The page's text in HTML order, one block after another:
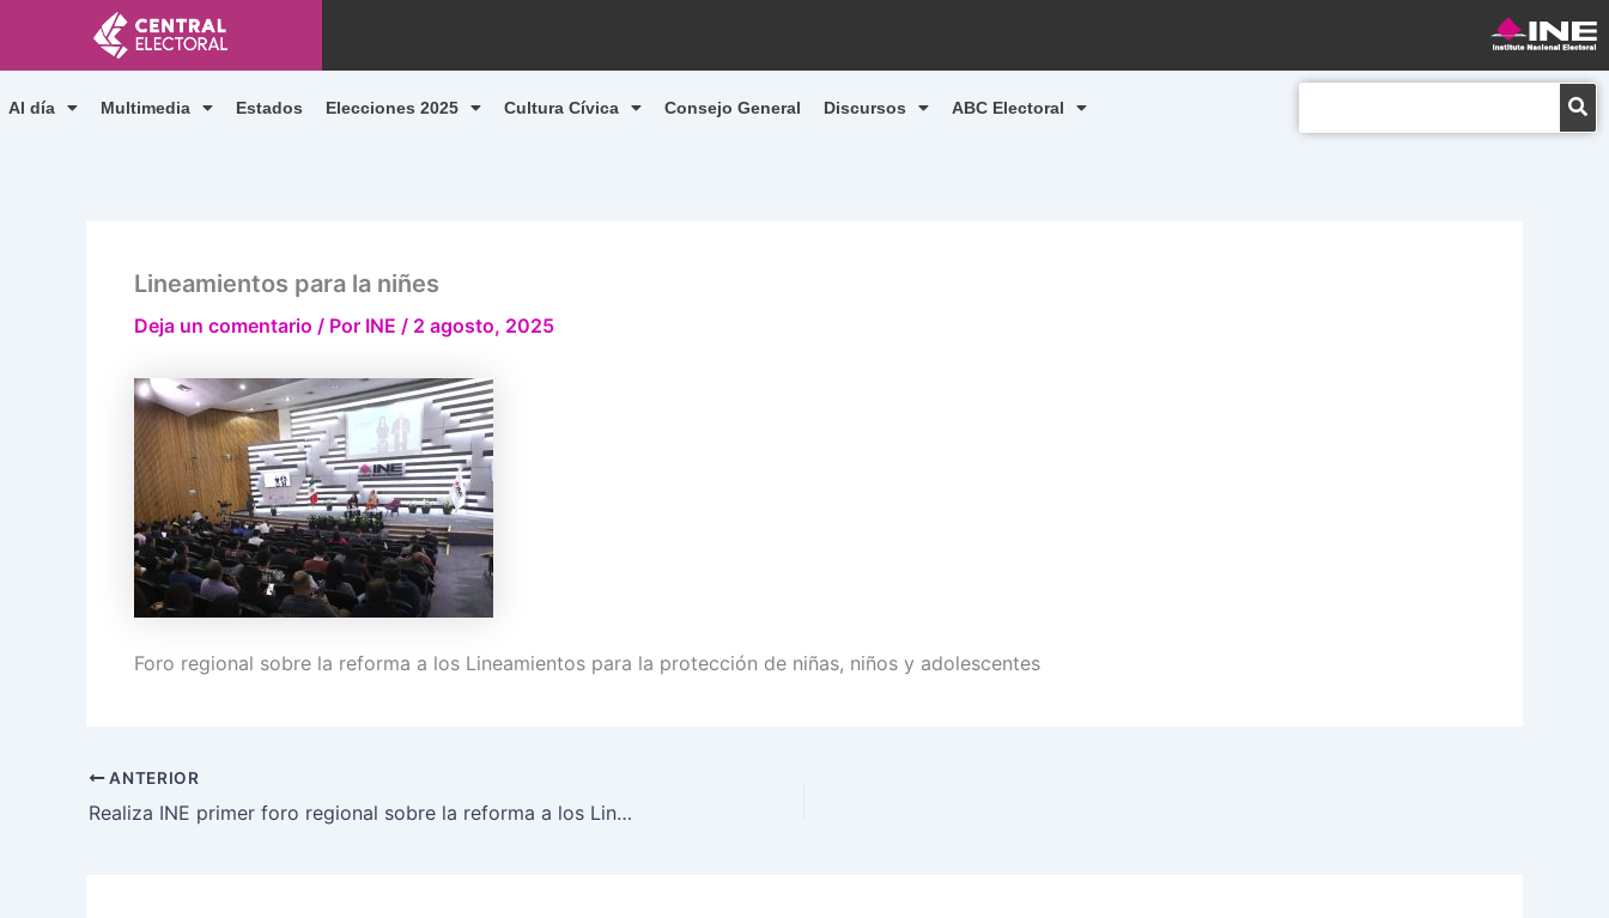
contenido
Al día Multimedia Estados Elecciones 2025 Cultura Cívica Consejo General Discursos ABC Electoral
Lineamientos para la niñes
Deja un comentario / Por INE / 2 agosto, 2025
Foro regional sobre la reforma a los Lineamientos para la protección de niñas, niños y adolescentes
ANTERIOR
Realiza INE primer foro regional sobre la reforma a los Lineamientos para la protección de niñas, niños y adolescentes